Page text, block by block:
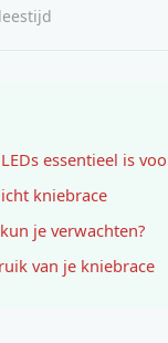
essentieel is
kniebrace
je verwachten?
van je kniebrace